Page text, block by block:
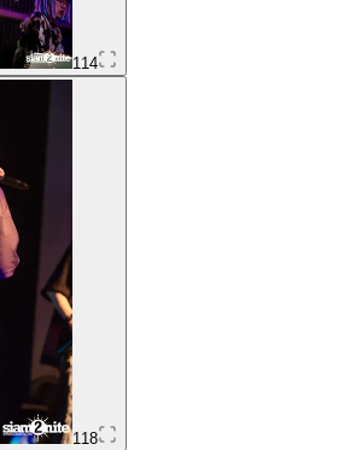
114
118